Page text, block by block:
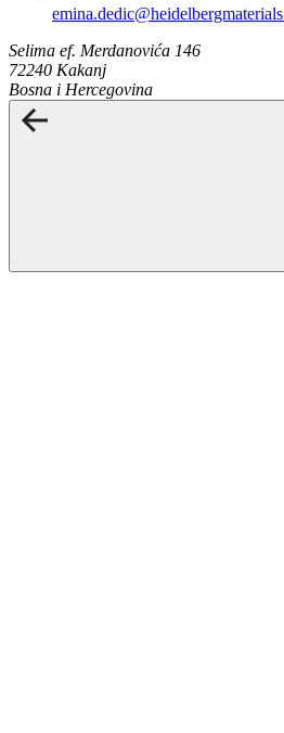
Selima ef. Merdanovića 146
72240 Kakanj
Bosna i Hercegovina